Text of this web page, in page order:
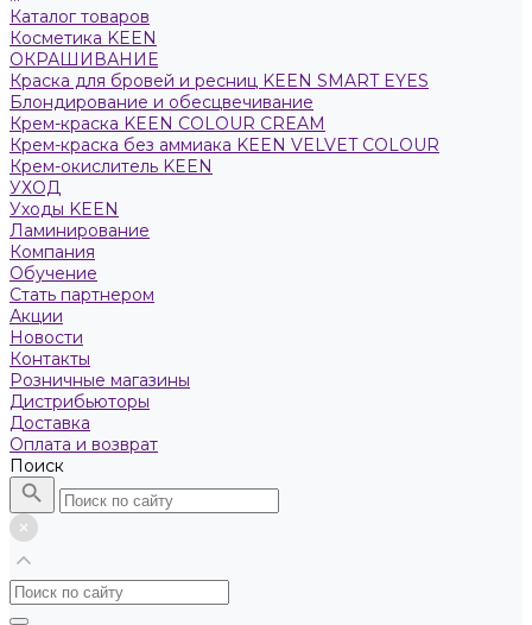
Каталог товаров
Косметика KEEN
ОКРАШИВАНИЕ
Краска для бровей и ресниц KEEN SMART EYES
Блондирование и обесцвечивание
Крем-краска KEEN COLOUR CREAM
Крем-краска без аммиака KEEN VELVET COLOUR
Крем-окислитель KEEN
УХОД
Уходы KEEN
Ламинирование
Компания
Обучение
Стать партнером
Акции
Новости
Контакты
Розничные магазины
Дистрибьюторы
Доставка
Оплата и возврат
Поиск